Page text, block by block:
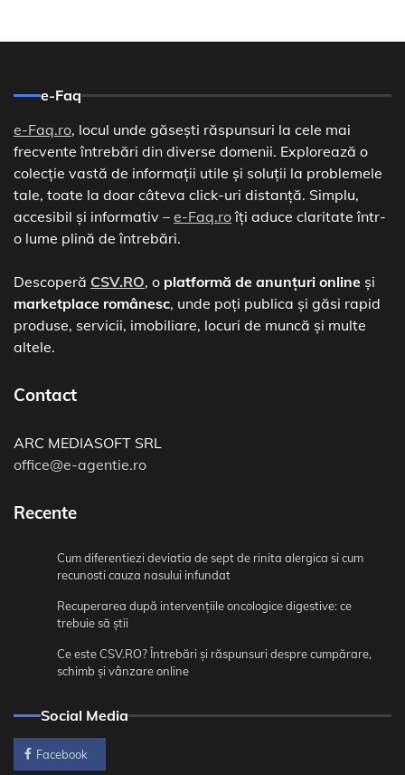
e-Faq
e-Faq.ro, locul unde găsești răspunsuri la cele mai
frecvente întrebări din diverse domenii. Explorează o
colecție vastă de informații utile și soluții la problemele
tale, toate la doar câteva click-uri distanță. Simplu,
accesibil și informativ – e-Faq.roîți aduce claritate într-
o lume plină de întrebări.
Descoperă CSV.RO, o platformă de anunțuri online și
marketplace românesc, unde poți publica și găsi rapid
produse, servicii, imobiliare, locuri de muncă și multe
altele.
Contact
ARC MEDIASOFT SRL
office@e-agentie.ro
Recente
Cum diferentiezi deviatia de sept de rinita alergica si cum
recunosti cauza nasului infundat
Recuperarea după intervențiile oncologice digestive: ce
trebuie să știi
Ce este CSV.RO? Întrebări și răspunsuri despre cumpărare,
schimb și vânzare online
Social Media
Facebook